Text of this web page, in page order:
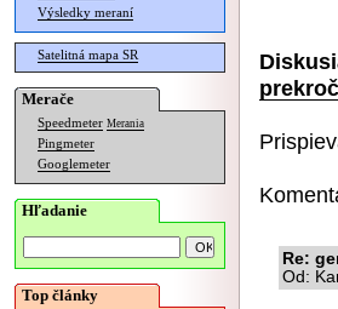
Výsledky meraní
Satelitná mapa SR
Merače
Speedmeter Merania
Pingmeter
Googlemeter
Hľadanie
Top články
Re:
Od: